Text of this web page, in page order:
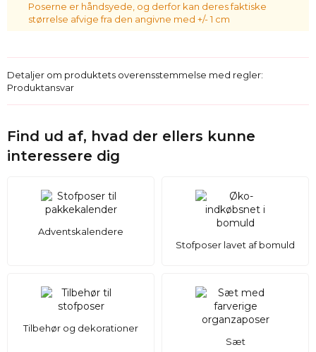
Poserne er håndsyede, og derfor kan deres faktiske
størrelse afvige fra den angivne med +/- 1 cm
Detaljer om produktets overensstemmelse med regler:
Produktansvar
Find ud af, hvad der ellers kunne
interessere dig
Adventskalendere
Stofposer lavet af bomuld
Tilbehør og dekorationer
Sæt